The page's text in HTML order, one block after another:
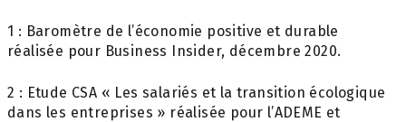
1 : Baromètre de l’économie positive et durable
réalisée pour Business Insider, décembre 2020.
2 : Etude CSA « Les salariés et la transition écologique
dans les entreprises » réalisée pour l’ADEME et